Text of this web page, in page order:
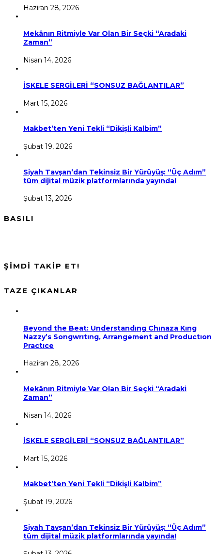
Haziran 28, 2026
Mekânın Ritmiyle Var Olan Bir Seçki “Aradaki
Zaman”
Nisan 14, 2026
İSKELE SERGİLERİ “SONSUZ BAĞLANTILAR”
Mart 15, 2026
Makbet’ten Yeni Tekli “Dikişli Kalbim”
Şubat 19, 2026
Siyah Tavşan’dan Tekinsiz Bir Yürüyüş: “Üç Adım”
tüm dijital müzik platformlarında yayında!
Şubat 13, 2026
BASILI
ŞİMDİ TAKİP ET!
TAZE ÇIKANLAR
Beyond the Beat: Understandıng Chınaza Kıng
Nazzy’s Songwrıtıng, Arrangement and Productıon
Practıce
Haziran 28, 2026
Mekânın Ritmiyle Var Olan Bir Seçki “Aradaki
Zaman”
Nisan 14, 2026
İSKELE SERGİLERİ “SONSUZ BAĞLANTILAR”
Mart 15, 2026
Makbet’ten Yeni Tekli “Dikişli Kalbim”
Şubat 19, 2026
Siyah Tavşan’dan Tekinsiz Bir Yürüyüş: “Üç Adım”
tüm dijital müzik platformlarında yayında!